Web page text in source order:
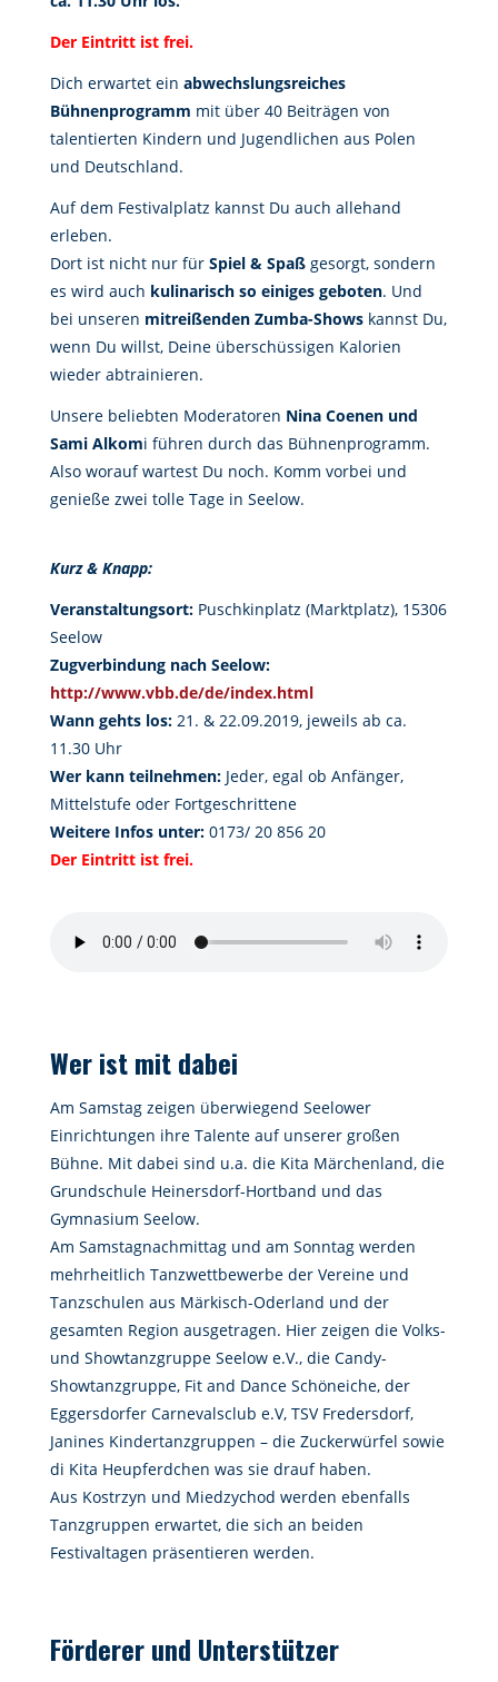
Der Eintritt ist frei.
Dich erwartet ein abwechslungsreiches
Bühnenprogramm mit über 40 Beiträgen von
talentierten Kindern und Jugendlichen aus Polen
und Deutschland.
Auf dem Festivalplatz kannst Du auch allehand
erleben.
Dort ist nicht nur für Spiel & Spaß gesorgt, sondern
es wird auch kulinarisch so einiges geboten. Und
bei unseren mitreißenden Zumba-Shows kannst Du,
wenn Du willst, Deine überschüssigen Kalorien
wieder abtrainieren.
Unsere beliebten Moderatoren Nina Coenen und
Sami Alkomi führen durch das Bühnenprogramm.
Also worauf wartest Du noch. Komm vorbei und
genieße zwei tolle Tage in Seelow.
Kurz & Knapp:
Veranstaltungsort: Puschkinplatz (Marktplatz), 15306
Seelow
Zugverbindung nach Seelow:
http://www.vbb.de/de/index.html
Wann gehts los: 21. & 22.09.2019, jeweils ab ca.
11.30 Uhr
Wer kann teilnehmen: Jeder, egal ob Anfänger,
Mittelstufe oder Fortgeschrittene
Weitere Infos unter: 0173/ 20 856 20
Der Eintritt ist frei.
Wer ist mit dabei
Am Samstag zeigen überwiegend Seelower
Einrichtungen ihre Talente auf unserer großen
Bühne. Mit dabei sind u.a. die Kita Märchenland, die
Grundschule Heinersdorf-Hortband und das
Gymnasium Seelow.
Am Samstagnachmittag und am Sonntag werden
mehrheitlich Tanzwettbewerbe der Vereine und
Tanzschulen aus Märkisch-Oderland und der
gesamten Region ausgetragen. Hier zeigen die Volks-
und Showtanzgruppe Seelow e.V., die Candy-
Showtanzgruppe, Fit and Dance Schöneiche, der
Eggersdorfer Carnevalsclub e.V, TSV Fredersdorf,
Janines Kindertanzgruppen – die Zuckerwürfel sowie
di Kita Heupferdchen was sie drauf haben.
Aus Kostrzyn und Miedzychod werden ebenfalls
Tanzgruppen erwartet, die sich an beiden
Festivaltagen präsentieren werden.
Förderer und Unterstützer